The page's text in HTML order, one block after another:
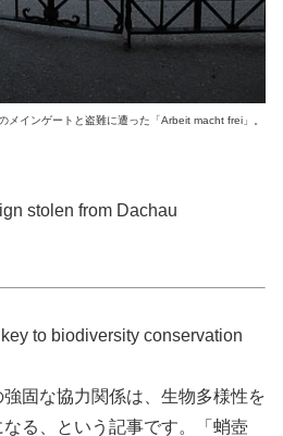
メインゲートと盗難に遭った「Arbeit macht frei」。
stolen from Dachau
to biodiversity conservation
固な協力関係は、生物多様性を
る、という記事です。「蛸壺